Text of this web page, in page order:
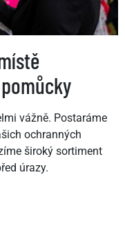
vážně. Postaráme
ochranných
široký sortiment
úrazy.